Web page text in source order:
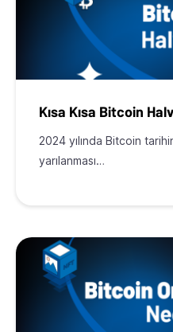
Kısa Kısa Bitcoin
2024 yılında Bitcoin
yarılanması…